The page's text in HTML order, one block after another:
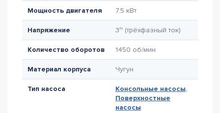
Мощность двигателя 7.5 кВт
Напряжение 3~ (трёхфазный ток)
Количество оборотов 1450 об/мин
Материал корпуса Чугун
Тип насоса Консольные насосы,
Поверхностные
насосы